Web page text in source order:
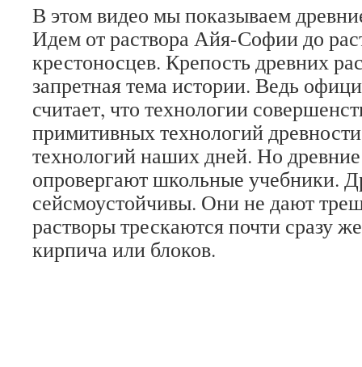
В этом видео мы показываем
Идем от раствора Айя-Софии до
крестоносцев. Крепость древних
запретная тема истории. Ведь
считает, что технологии
примитивных технологий
технологий наших дней. Но
опровергают школьные учебники.
сейсмоустойчивы. Они не дают
растворы трескаются почти сразу
кирпича или блоков.